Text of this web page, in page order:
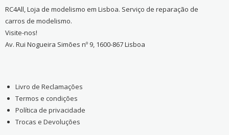
RC4All, Loja de modelismo em Lisboa. Serviço de reparação de
carros de modelismo.
Visite-nos!
Av. Rui Nogueira Simões nº 9, 1600-867 Lisboa
Livro de Reclamações
Termos e condições
Política de privacidade
Trocas e Devoluções